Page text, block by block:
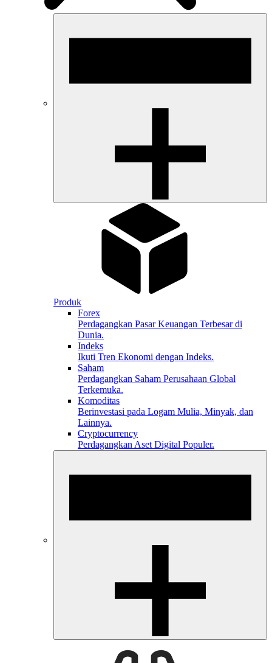
Produk
Forex
Perdagangkan Pasar Keuangan Terbesar di
Dunia.
Indeks
Ikuti Tren Ekonomi dengan Indeks.
Saham
Perdagangkan Saham Perusahaan Global
Terkemuka.
Komoditas
Berinvestasi pada Logam Mulia, Minyak, dan
Lainnya.
Cryptocurrency
Perdagangkan Aset Digital Populer.